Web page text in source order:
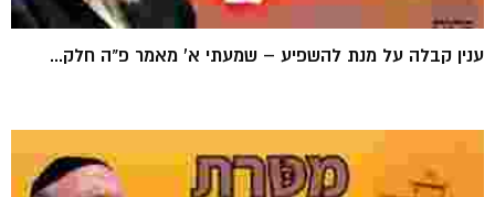
ענין קבלה על מנת להשפיע – שמעתי א' מאמר פ"ה חלק...